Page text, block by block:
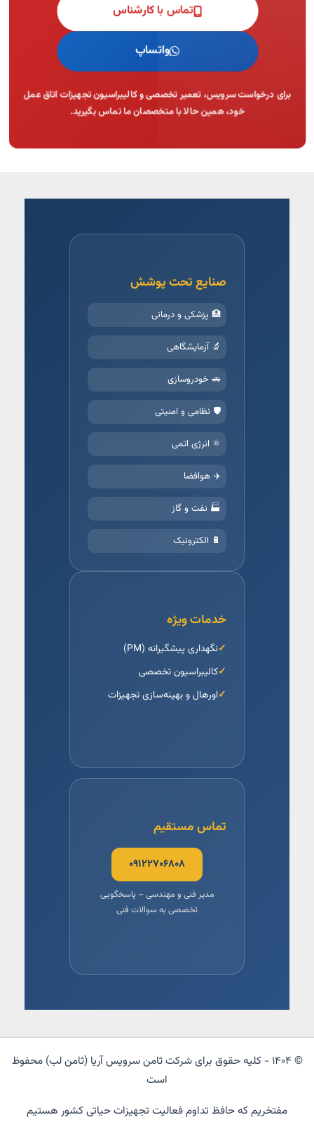
تماس با کارشناس
واتساپ
برای درخواست سرویس، تعمیر تخصصی و کالیبراسیون تجهیزات اتاق عمل
خود، همین حالا با متخصصان ما تماس بگیرید.
صنایع تحت پوشش
🏥 پزشکی و درمانی
🔬 آزمایشگاهی
🚗 خودروسازی
🛡️ نظامی و امنیتی
⚛️ انرژی اتمی
✈️ هوافضا
🏭 نفت و گاز
🔋 الکترونیک
خدمات ویژه
نگهداری پیشگیرانه (PM)
کالیبراسیون تخصصی
اورهال و بهینه‌سازی تجهیزات
تماس مستقیم
۰۹۱۲۲۷۰۶۸۰۸
مدیر فنی و مهندسی – پاسخگویی
تخصصی به سوالات فنی
© ۱۴۰۴ - کلیه حقوق برای شرکت ثامن سرویس آریا (ثامن لب) محفوظ
است
مفتخریم که حافظ تداوم فعالیت تجهیزات حیاتی کشور هستیم